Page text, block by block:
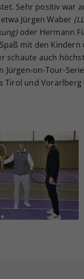
Sehr positiv war
Jürgen Waber
oder Hermann
mit den Kindern
schaute auch
Jürgen-on-Tour-
Tirol und